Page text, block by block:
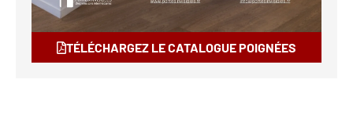
TÉLÉCHARGEZ LE CATALOGUE POIGNÉES